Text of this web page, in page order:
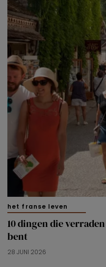
het franse leven
10 dingen die
bent
28 JUNI 2026